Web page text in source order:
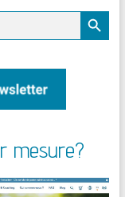
Search Button
mesure?